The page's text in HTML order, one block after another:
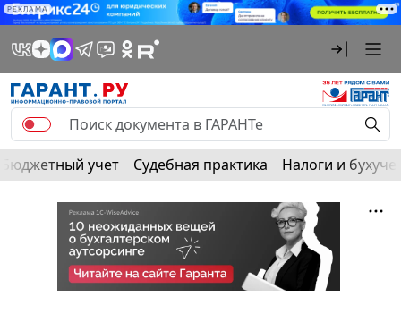
РЕКЛАМА
Бюджетный учет Судебная практика Налоги и